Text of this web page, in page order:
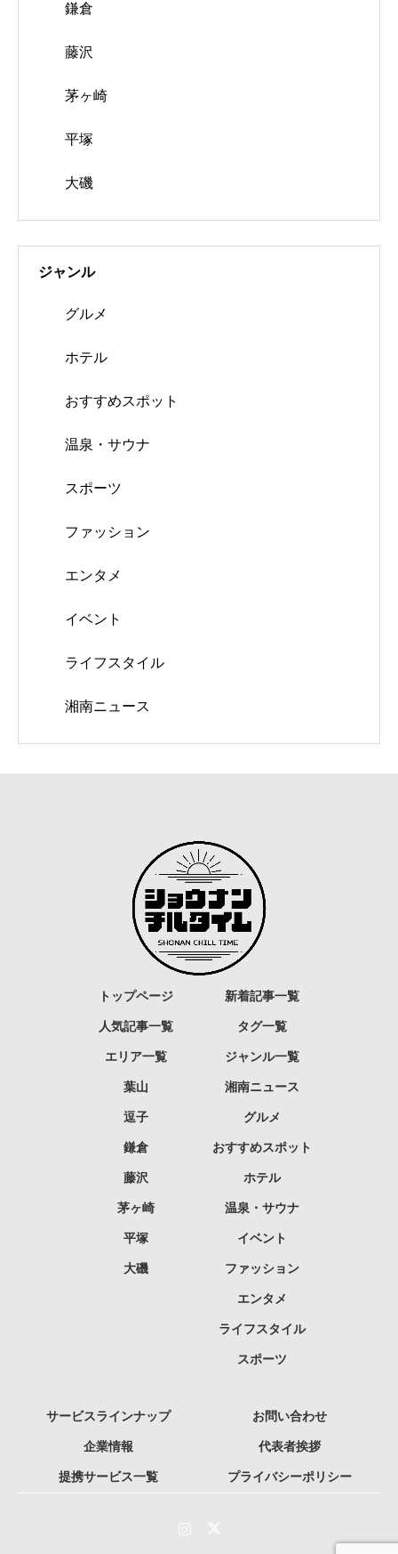
鎌倉
藤沢
茅ヶ崎
平塚
大磯
ジャンル
グルメ
ホテル
おすすめスポット
温泉・サウナ
スポーツ
ファッション
エンタメ
イベント
ライフスタイル
湘南ニュース
トップページ 新着記事一覧
人気記事一覧 タグ一覧
エリア一覧
葉山
逗子
鎌倉
藤沢
茅ヶ崎
平塚
大磯
ジャンル一覧
湘南ニュース
グルメ
おすすめスポット
ホテル
温泉・サウナ
イベント
ファッション
エンタメ
ライフスタイル
スポーツ
サービスラインナップ お問い合わせ
企業情報 代表者挨拶
提携サービス一覧 プライバシーポリシー